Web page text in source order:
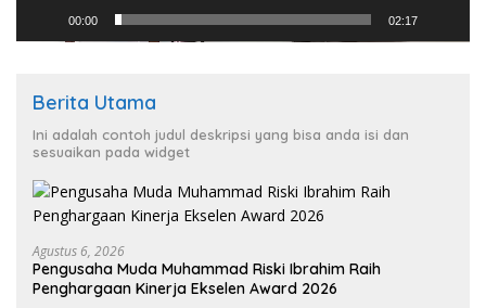
00:00 02:17
Berita Utama
Ini adalah contoh judul deskripsi yang bisa anda isi dan
sesuaikan pada widget
Agustus 6, 2026
Pengusaha Muda Muhammad Riski Ibrahim Raih
Penghargaan Kinerja Ekselen Award 2026